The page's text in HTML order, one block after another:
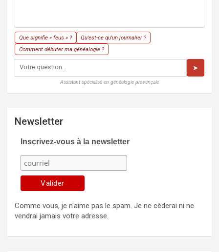
Que signifie « feus » ?
Qu'est-ce qu'un journalier ?
Comment débuter ma généalogie ?
➤
Assistant spécialisé en généalogie provençale
Newsletter
Inscrivez-vous à la newsletter
Comme vous, je n'aime pas le spam. Je ne cèderai ni ne
vendrai jamais votre adresse.